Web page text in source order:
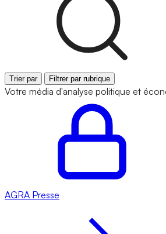
Trier par Filtrer par rubrique
Votre média d'analyse politique et
AGRA Presse